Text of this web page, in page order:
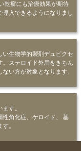
乾癬にも治療効果が期待
入できるようになりまし
い生物学的製剤デュピクセ
。ステロイド外用をきちん
い方が対象となります。
す。
角化症、ケロイド、
基
。